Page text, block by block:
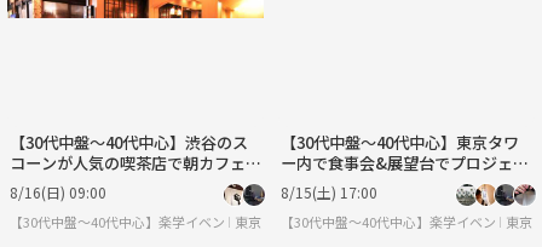
【30代中盤〜40代中心】渋谷のス
コーンが人気の喫茶店で朝カフェ会
&卵かけご飯がおかわり自由の定食
屋でランチ会
8/16(日) 09:00
【30代中盤〜40代中心】楽学イベント・勉強会コミュニティ
東京
【30代中盤〜40代中心】東京タワ
ー内で食事会&展望台でプロジェク
ションマッピング見学
8/15(土) 17:00
【30代中盤〜40代中心】楽学イベント・
東京